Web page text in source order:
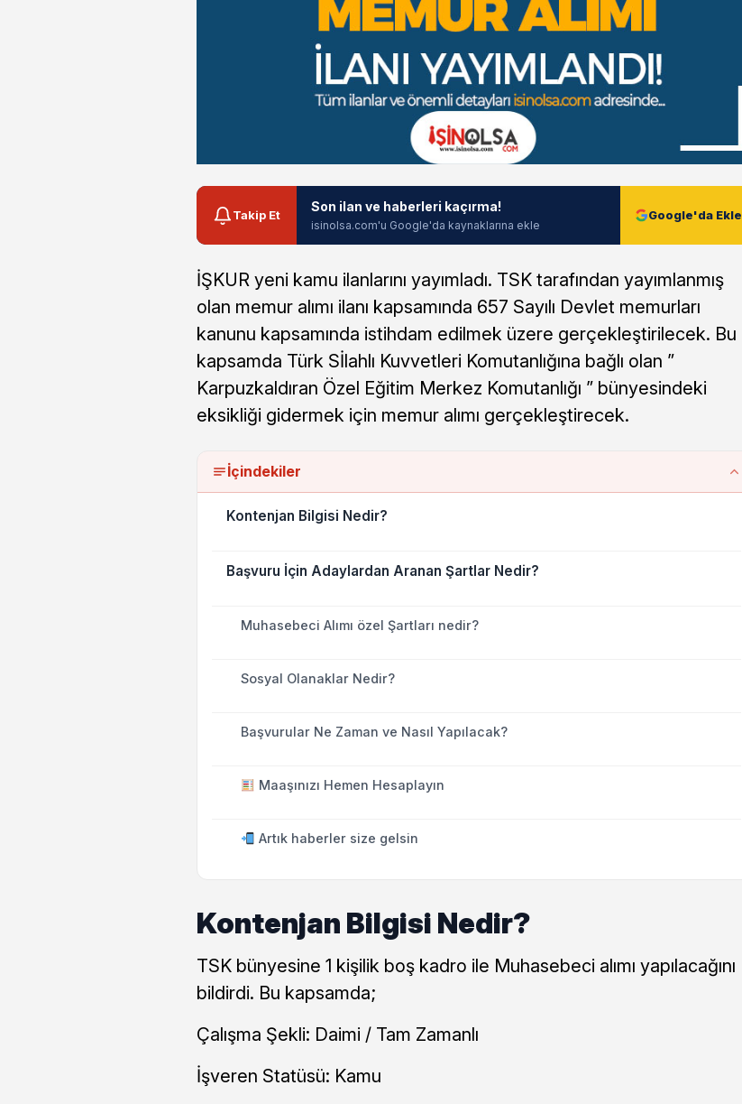
Takip Et
Son ilan ve haberleri kaçırma!
isinolsa.com'u Google'da kaynaklarına ekle
Google'da Ekle
İŞKUR yeni kamu ilanlarını yayımladı. TSK tarafından yayımlanmış
olan memur alımı ilanı kapsamında 657 Sayılı Devlet memurları
kanunu kapsamında istihdam edilmek üzere gerçekleştirilecek. Bu
kapsamda Türk Sİlahlı Kuvvetleri Komutanlığına bağlı olan ”
Karpuzkaldıran Özel Eğitim Merkez Komutanlığı ” bünyesindeki
eksikliği gidermek için memur alımı gerçekleştirecek.
İçindekiler
Kontenjan Bilgisi Nedir?
Başvuru İçin Adaylardan Aranan Şartlar Nedir?
Muhasebeci Alımı özel Şartları nedir?
Sosyal Olanaklar Nedir?
Başvurular Ne Zaman ve Nasıl Yapılacak?
Maaşınızı Hemen Hesaplayın
Artık haberler size gelsin
Kontenjan Bilgisi Nedir?
TSK bünyesine 1 kişilik boş kadro ile Muhasebeci alımı yapılacağını
bildirdi. Bu kapsamda;
Çalışma Şekli: Daimi / Tam Zamanlı
İşveren Statüsü: Kamu